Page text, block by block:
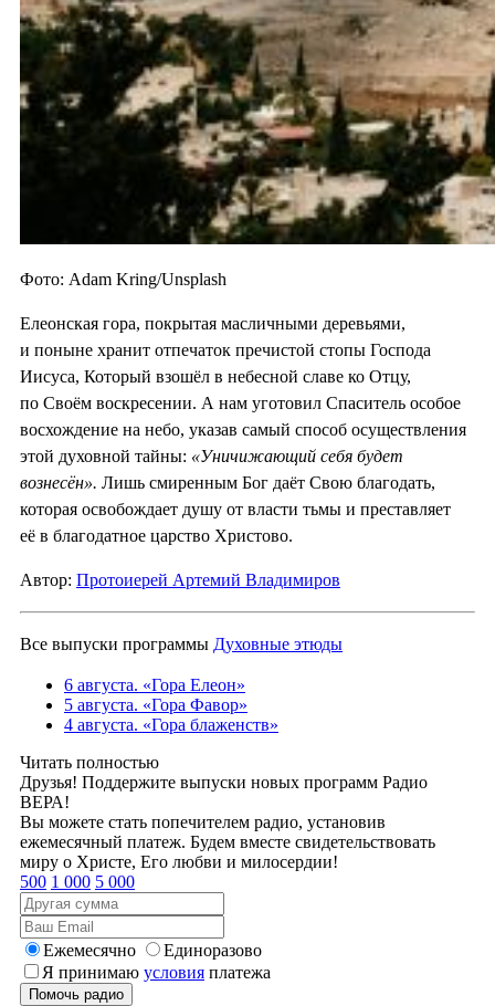
Фото: Adam Kring/Unsplash
Елеонская гора, покрытая масличными деревьями,
и поныне хранит отпечаток пречистой стопы Господа
Иисуса, Который взошёл в небесной славе ко Отцу,
по Своём воскресении. А нам уготовил Спаситель особое
восхождение на небо, указав самый способ осуществления
этой духовной тайны: «Уничижающий себя будет
вознесён». Лишь смиренным Бог даёт Свою благодать,
которая освобождает душу от власти тьмы и преставляет
её в благодатное царство Христово.
Автор: Протоиерей Артемий Владимиров
Все выпуски программы Духовные этюды
6 августа. «Гора Елеон»
5 августа. «Гора Фавор»
4 августа. «Гора блаженств»
Читать полностью
Друзья! Поддержите выпуски новых программ Радио
ВЕРА!
Вы можете стать попечителем радио, установив
ежемесячный платеж. Будем вместе свидетельствовать
миру о Христе, Его любви и милосердии!
500 1 000 5 000
Ежемесячно
Единоразово
Я принимаю условия платежа
Помочь радио